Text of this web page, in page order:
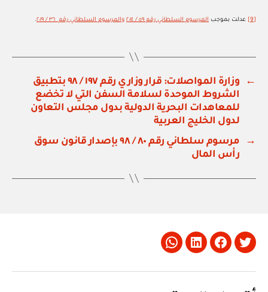
[9] عدلت بموجب المرسوم السلطاني رقم ٥٩ / ٢٠١٤ والمرسوم السلطاني رقم ٣٦ / ٢٠١٩ .
←
وزارة المواصلات: قرار وزاري رقم ١٩٧ / ٩٨ بتطبيق
الشروط الموحدة لسلامة السفن التي لا تخضع
للمعاهدات البحرية الدولية بدول مجلس التعاون
لدول الخليج العربية
→
مرسوم سلطاني رقم ٨٠ / ٩٨ بإصدار قانون سوق
رأس المال
Twitter
Facebook
LinkedIn
Whatsapp